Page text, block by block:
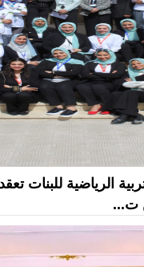
الرياضية للبنات
ت...